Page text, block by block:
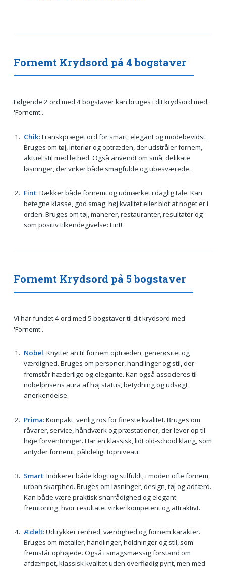
Fornemt Krydsord på 4 bogstaver
Følgende 2 ord med 4 bogstaver kan bruges i dit krydsord med
'Fornemt'.
Chik: Franskpræget ord for smart, elegant og modebevidst.
Bruges om tøj, interiør og optræden, der udstråler fornem,
aktuel stil med lethed. Også anvendt om små, delikate
løsninger, der virker både smagfulde og ubesværede.
Fint: Dækker både fornemt og udmærket i daglig tale. Kan
betegne klasse, god smag, høj kvalitet eller blot at noget er i
orden. Bruges om tøj, manerer, restauranter, resultater og
som positiv tilkendegivelse: Fint!
Fornemt Krydsord på 5 bogstaver
Vi har fundet 4 ord med 5 bogstaver til dit krydsord med
'Fornemt'.
Nobel: Knytter an til fornem optræden, generøsitet og
værdighed. Bruges om personer, handlinger og stil, der
fremstår hæderlige og elegante. Kan også associeres til
nobelprisens aura af høj status, betydning og udsøgt
anerkendelse.
Prima: Kompakt, venlig ros for fineste kvalitet. Bruges om
råvarer, service, håndværk og præstationer, der lever op til
høje forventninger. Har en klassisk, lidt old-school klang, som
antyder fornemt, pålideligt topniveau.
Smart: Indikerer både klogt og stilfuldt; i moden ofte fornem,
urban skarphed. Bruges om løsninger, design, tøj og adfærd.
Kan både være praktisk snarrådighed og elegant
fremtoning, hvor resultatet virker kompetent og attraktivt.
Ædelt: Udtrykker renhed, værdighed og fornem karakter.
Bruges om metaller, handlinger, holdninger og stil, som
fremstår ophøjede. Også i smagsmæssig forstand om
afdæmpet, klassisk kvalitet uden overflødig pynt, men med